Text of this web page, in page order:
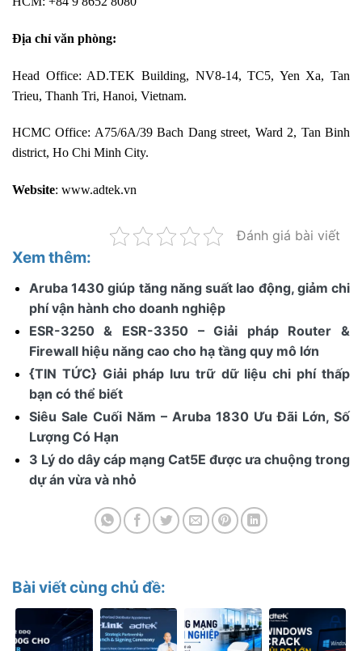
Địa chỉ văn phòng:
Head Office: AD.TEK Building, NV8-14, TC5, Yen Xa, Tan
Trieu, Thanh Tri, Hanoi, Vietnam.
HCMC Office: A75/6A/39 Bach Dang street, Ward 2, Tan Binh
district, Ho Chi Minh City.
Website: www.adtek.vn
Đánh giá bài viết
Xem thêm:
Aruba 1430 giúp tăng năng suất lao động, giảm chi
phí vận hành cho doanh nghiệp
ESR-3250 & ESR-3350 – Giải pháp Router &
Firewall hiệu năng cao cho hạ tầng quy mô lớn
{TIN TỨC} Giải pháp lưu trữ dữ liệu chi phí thấp
bạn có thể biết
Siêu Sale Cuối Năm – Aruba 1830 Ưu Đãi Lớn, Số
Lượng Có Hạn
3 Lý do dây cáp mạng Cat5E được ưa chuộng trong
dự án vừa và nhỏ
Bài viết cùng chủ đề: